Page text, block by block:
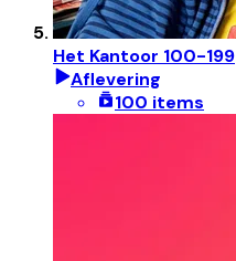
Het Kantoor 100-199
Aflevering
100 items